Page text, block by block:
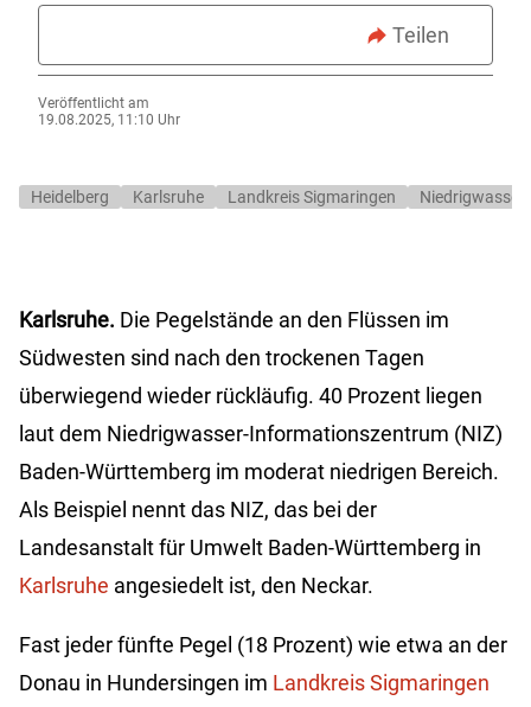
Teilen
Veröffentlicht am
19.08.2025, 11:10 Uhr
Heidelberg Karlsruhe Landkreis Sigmaringen Niedrigwasser
Karlsruhe. Die Pegelstände an den Flüssen im
Südwesten sind nach den trockenen Tagen
überwiegend wieder rückläufig. 40 Prozent liegen
laut dem Niedrigwasser-Informationszentrum (NIZ)
Baden-Württemberg im moderat niedrigen Bereich.
Als Beispiel nennt das NIZ, das bei der
Landesanstalt für Umwelt Baden-Württemberg in
Karlsruhe angesiedelt ist, den Neckar.
Fast jeder fünfte Pegel (18 Prozent) wie etwa an der
Donau in Hundersingen im Landkreis Sigmaringen